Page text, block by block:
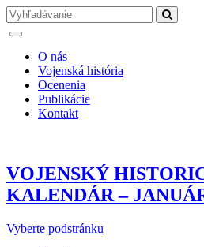
O nás
Vojenská história
Ocenenia
Publikácie
Kontakt
VOJENSKÝ
KALENDÁR –
Vyberte podstránku